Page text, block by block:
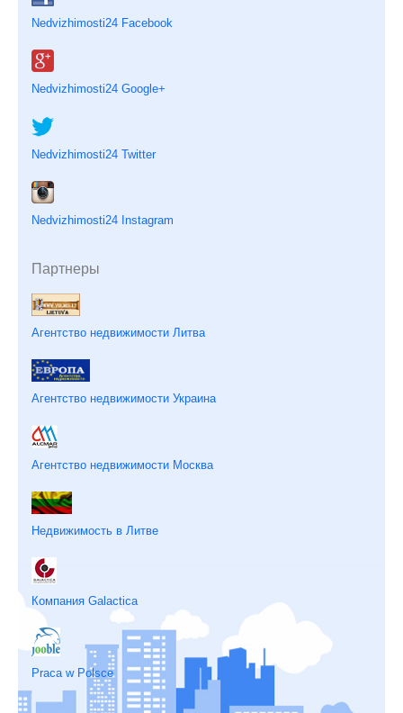
Nedvizhimosti24 Facebook
Nedvizhimosti24 Google+
Nedvizhimosti24 Twitter
Nedvizhimosti24 Instagram
Партнеры
Агентство недвижимости Литва
Агентство недвижимости Украина
Агентство недвижимости Москва
Недвижимость в Литве
Компания Galactica
Praca w Polsce